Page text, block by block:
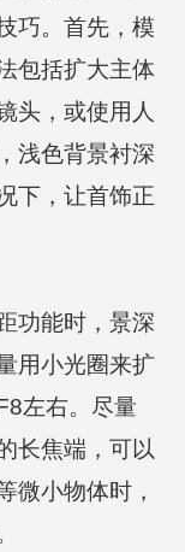
巧。首先，模
包括扩大主体
头，或使用人
浅色背景衬深
下，让首饰正
功能时，景深
用小光圈来扩
左右。尽量
长焦端，可以
微小物体时，